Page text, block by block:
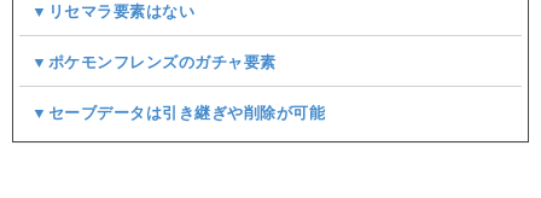
▼リセマラ要素はない
▼ポケモンフレンズのガチャ要素
▼セーブデータは引き継ぎや削除が可能